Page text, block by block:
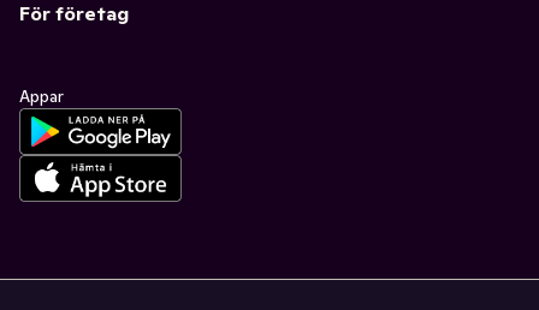
För företag
Appar